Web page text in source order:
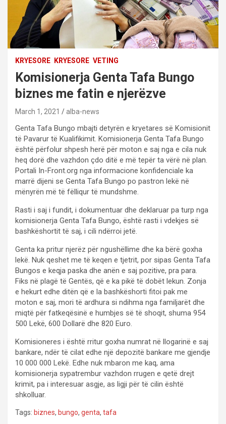
KRYESORE KRYESORE VETING
Komisionerja Genta Tafa Bungo
biznes me fatin e njerëzve
March 1, 2021 alba-news
Genta Tafa Bungo mbajti detyrën e kryetares së Komisionit
të Pavarur të Kualifikimit. Komisionerja Genta Tafa Bungo
është përfolur shpesh herë për moton e saj nga e cila nuk
heq dorë dhe vazhdon çdo ditë e më tepër ta vërë në plan.
Portali In-Front.org nga informacione konfidenciale ka
marrë dijeni se Genta Tafa Bungo po pastron lekë në
mënyrën më të fëlliqur të mundshme.
Rasti i saj i fundit, i dokumentuar dhe deklaruar pa turp nga
komisionerja Genta Tafa Bungo, është rasti i vdekjes së
bashkëshortit të saj, i cili ndërroi jetë.
Genta ka pritur njerëz për ngushëllime dhe ka bërë goxha
lekë. Nuk qeshet me të keqen e tjetrit, por sipas Genta Tafa
Bungos e keqja paska dhe anën e saj pozitive, pra para.
Fiks në plagë të Gentës, që e ka pikë të dobët lekun. Zonja
e hekurt edhe ditën që e la bashkëshorti fitoi pak me
moton e saj, mori të ardhura si ndihma nga familjarët dhe
miqtë për fatkeqësinë e humbjes së të shoqit, shuma 954
500 Lekë, 600 Dollarë dhe 820 Euro.
Komisioneres i është rritur goxha numrat në llogarinë e saj
bankare, ndër të cilat edhe një depozitë bankare me gjendje
10 000 000 Lekë. Edhe nuk mbaron me kaq, ama
komisionerja sypatrembur vazhdon rrugen e qetë drejt
krimit, pa i interesuar asgje, as ligji për të cilin është
shkolluar.
Tags: biznes, bungo, genta, tafa